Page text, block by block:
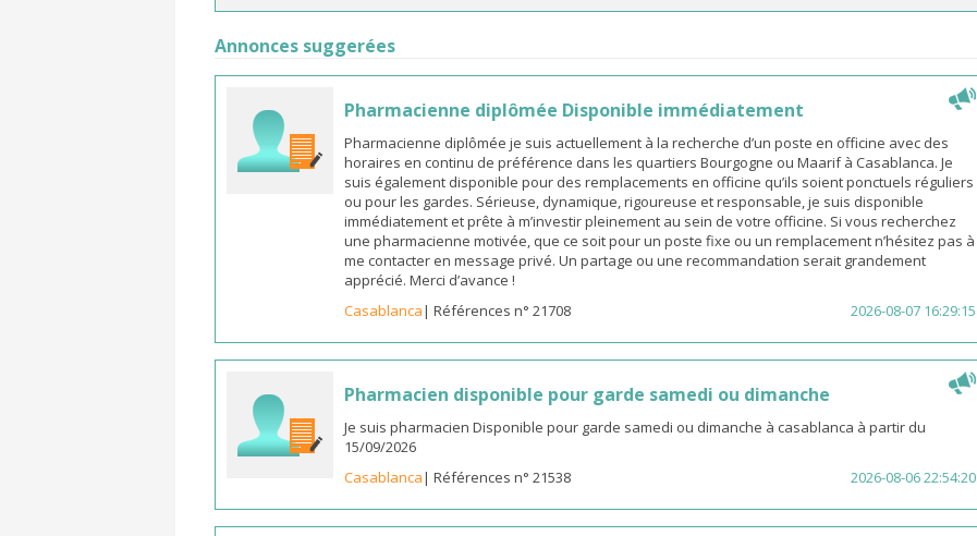
Annonces suggerées
Pharmacienne diplômée Disponible immédiatement
Pharmacienne diplômée je suis actuellement à la recherche d’un poste en officine avec des
horaires en continu de préférence dans les quartiers Bourgogne ou Maarif à Casablanca. Je
suis également disponible pour des remplacements en officine qu’ils soient ponctuels réguliers
ou pour les gardes. Sérieuse, dynamique, rigoureuse et responsable, je suis disponible
immédiatement et prête à m’investir pleinement au sein de votre officine. Si vous recherchez
une pharmacienne motivée, que ce soit pour un poste fixe ou un remplacement n’hésitez pas à
me contacter en message privé. Un partage ou une recommandation serait grandement
apprécié. Merci d’avance !
Casablanca| Références n° 21708 2026-08-07 16:29:15
Pharmacien disponible pour garde samedi ou dimanche
Je suis pharmacien Disponible pour garde samedi ou dimanche à casablanca à partir du
15/09/2026
Casablanca| Références n° 21538 2026-08-06 22:54:20